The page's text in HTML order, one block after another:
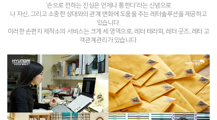
‘손으로 전하는 진심은 언제나 통한다’라는 신념으로
나 자신, 그리고 소중한 상대와의 관계 변화에 도움을 주는 레터솔루션을 제공하고
있습니다.
이러한 손편지 제작소의 서비스는 크게 세 영역으로, 레터 테라피, 레터 굿즈, 레터 고
객관계관리가 있습니다.